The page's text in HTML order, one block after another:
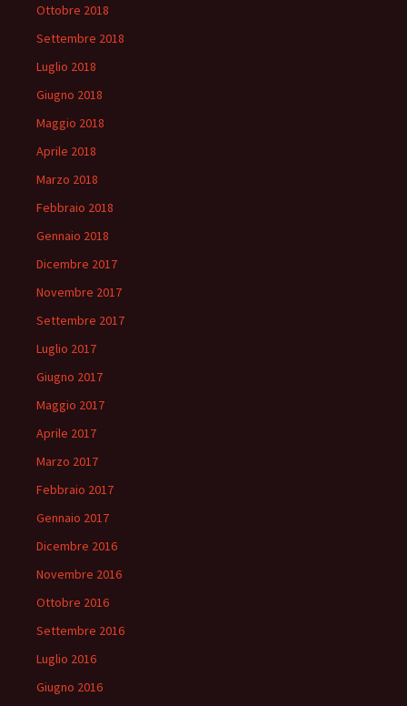
Ottobre 2018
Settembre 2018
Luglio 2018
Giugno 2018
Maggio 2018
Aprile 2018
Marzo 2018
Febbraio 2018
Gennaio 2018
Dicembre 2017
Novembre 2017
Settembre 2017
Luglio 2017
Giugno 2017
Maggio 2017
Aprile 2017
Marzo 2017
Febbraio 2017
Gennaio 2017
Dicembre 2016
Novembre 2016
Ottobre 2016
Settembre 2016
Luglio 2016
Giugno 2016